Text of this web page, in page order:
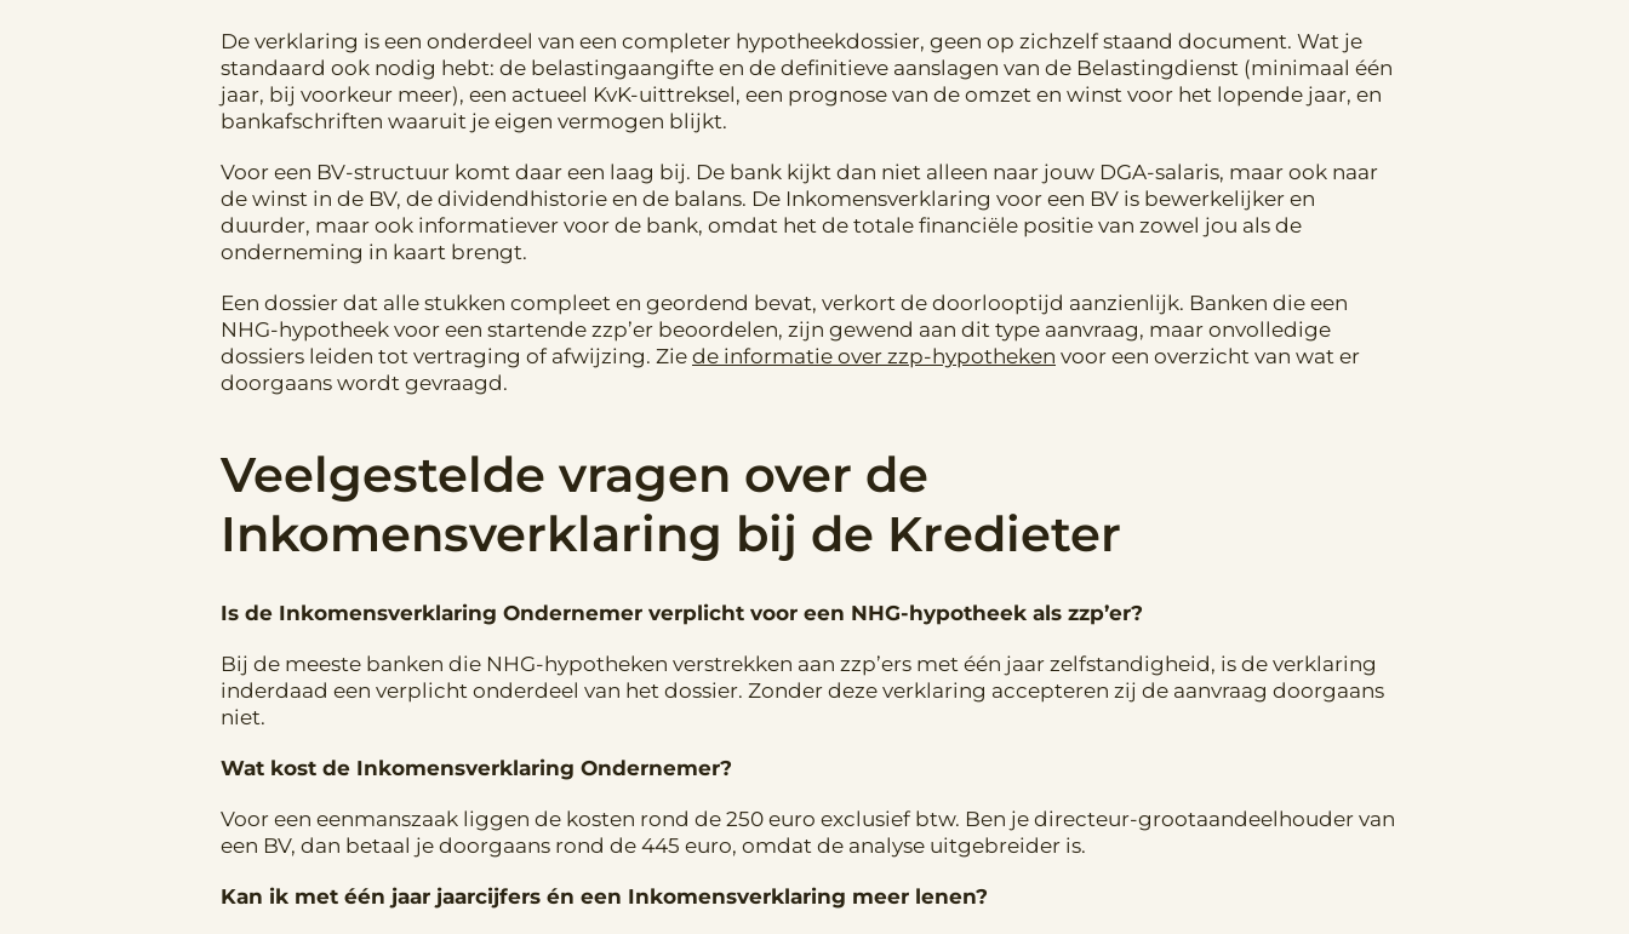
De verklaring is een onderdeel van een completer hypotheekdossier, geen op zichzelf staand document. Wat je
standaard ook nodig hebt: de belastingaangifte en de definitieve aanslagen van de Belastingdienst (minimaal één
jaar, bij voorkeur meer), een actueel KvK-uittreksel, een prognose van de omzet en winst voor het lopende jaar, en
bankafschriften waaruit je eigen vermogen blijkt.
Voor een BV-structuur komt daar een laag bij. De bank kijkt dan niet alleen naar jouw DGA-salaris, maar ook naar
de winst in de BV, de dividendhistorie en de balans. De Inkomensverklaring voor een BV is bewerkelijker en
duurder, maar ook informatiever voor de bank, omdat het de totale financiële positie van zowel jou als de
onderneming in kaart brengt.
Een dossier dat alle stukken compleet en geordend bevat, verkort de doorlooptijd aanzienlijk. Banken die een
NHG-hypotheek voor een startende zzp’er beoordelen, zijn gewend aan dit type aanvraag, maar onvolledige
dossiers leiden tot vertraging of afwijzing. Zie de informatie over zzp-hypotheken voor een overzicht van wat er
doorgaans wordt gevraagd.
Veelgestelde vragen over de
Inkomensverklaring bij de Kredieter
Is de Inkomensverklaring Ondernemer verplicht voor een NHG-hypotheek als zzp’er?
Bij de meeste banken die NHG-hypotheken verstrekken aan zzp’ers met één jaar zelfstandigheid, is de verklaring
inderdaad een verplicht onderdeel van het dossier. Zonder deze verklaring accepteren zij de aanvraag doorgaans
niet.
Wat kost de Inkomensverklaring Ondernemer?
Voor een eenmanszaak liggen de kosten rond de 250 euro exclusief btw. Ben je directeur-grootaandeelhouder van
een BV, dan betaal je doorgaans rond de 445 euro, omdat de analyse uitgebreider is.
Kan ik met één jaar jaarcijfers én een Inkomensverklaring meer lenen?